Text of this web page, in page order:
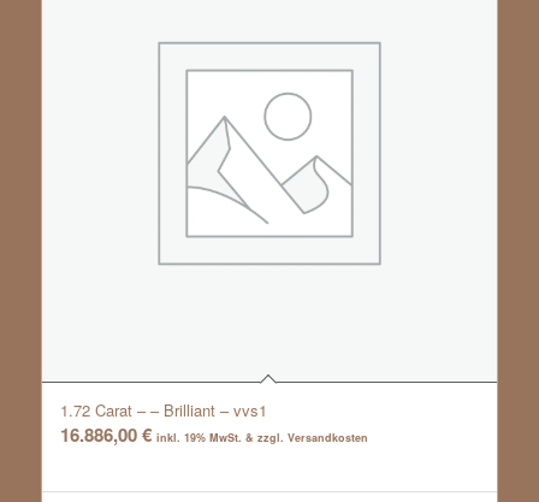
1.72 Carat – – Brilliant – vvs1
16.886,00€ inkl. 19% MwSt. & zzgl. Versandkosten